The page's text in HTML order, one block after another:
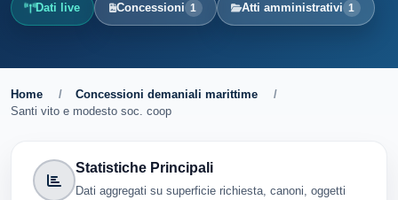
Dati live Concessioni 1 Atti amministrativi 1
Home / Concessioni demaniali marittime
/
Santi vito e modesto soc. coop
Statistiche Principali
Dati aggregati su superficie richiesta, canoni, oggetti